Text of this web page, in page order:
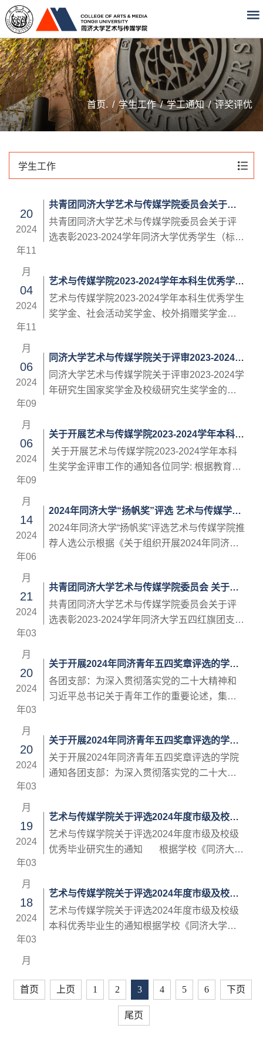
首页. / 学生工作/学工通知/ 评奖评优
学生工作
20
2024
年11
月
共青团同济大学艺术与传媒学院委员会关于评
选表彰2023-2024学年同济大学优秀学生（标
兵）优秀学生干部（标兵）的通知
共青团同济大学艺术与传媒学院委员会关于评
选表彰2023-2024学年同济大学优秀学生（标
模范作用，引导和激励我校大学生深入学习贯
彻习近平新时代中国特色社会主义思想，树立
正确的世界观、价值观、人生观，展现青年大
新时代好青年。根据校团委《关于评选表彰...
04
2024
年11
月
艺术与传媒学院2023-2024学年本科生优秀学生
奖学金、社会活动奖学金、校外捐赠奖学金、
民族班学生专项奖助学金评审的补充通知
艺术与传媒学院2023-2024学年本科生优秀学生
奖学金、社会活动奖学金、校外捐赠奖学金、
审工作的安排，已于9月启动第一批本科生奖学
金的评审（包括国家奖学金、上海市奖学金、
国家励志奖学金、郭谢碧蓉优秀奖学金），根
会活动奖学金、校外捐赠奖学金、民...
06
2024
年09
月
同济大学艺术与传媒学院关于评审2023-2024学
年研究生国家奖学金及校级研究生奖学金的通
知
同济大学艺术与传媒学院关于评审2023-2024学
年研究生国家奖学金及校级研究生奖学金的通
评定实施细则的有关规定，现就2023-2024学年
研究生国家奖学金及校级研究生奖学金评审工
作通知如下：一、奖励对象1.研究生国家奖学金
纳入全国研究生招生计划的全日制（...
06
2024
年09
月
关于开展艺术与传媒学院2023-2024学年本科生
奖学金评审工作的通知
关于开展艺术与传媒学院2023-2024学年本科
生奖学金评审工作的通知各位同学: 根据教育
学金的评审工作，具体安排如下:一、 评奖要求
同济大学本科生奖学金评审工作依据《同济大
学本科生奖励管理办法》（2019 年 7 月 16 日
大学艺术与传媒学院学生奖学金评定...
14
2024
年06
月
2024年同济大学“扬帆奖”评选 艺术与传媒学院
推荐人选公示
2024年同济大学“扬帆奖”评选艺术与传媒学院推
荐人选公示根据《关于组织开展2024年同济大
（按姓氏笔画为序）为2024年同济大学“扬帆奖”
艺术与传媒学院推荐人选，现公示如下。学号
姓名备注2131692林好候补参评人2051307卓佳
存有异议或建议的，可自公示...
21
2024
年03
月
共青团同济大学艺术与传媒学院委员会 关于评
选表彰2023-2024学年同济大学 五四红旗团支
部（标兵）的通知
共青团同济大学艺术与传媒学院委员会关于评
选表彰2023-2024学年同济大学五四红旗团支部
坚持大抓基层的鲜明导向，全面推进新时代全
面从严治团，强化典型示范引领作用，推动新
时代基层团建高质量创新发展，根据校团委
际情况，有关事宜通知如下：一、评...
20
2024
年03
月
关于开展2024年同济青年五四奖章评选的学院
通知
各团支部：为深入贯彻落实党的二十大精神和
习近平总书记关于青年工作的重要论述，集中
貌，树立典型、表彰先进，引领和激励我校青
年以实现中华民族伟大复兴为己任，心怀“国之
大者”，争做“五个模范”，增强青年的志气、骨
员会决定开展“2024年同济青年五四...
20
2024
年03
月
关于开展2024年同济青年五四奖章评选的学院
通知
关于开展2024年同济青年五四奖章评选的学院
通知各团支部：为深入贯彻落实党的二十大精
想指引下我校青年昂扬向上、奋发有为的精神
风貌，树立典型、表彰先进，引领和激励我校
青年以实现中华民族伟大复兴为己任，心怀“国
主义现代化强国贡献力量，共青...
19
2024
年03
月
艺术与传媒学院关于评选2024年度市级及校级
优秀毕业研究生的通知
艺术与传媒学院关于评选2024年度市级及校级
优秀毕业研究生的通知 根据学校《同济大学
业生评定细则（2022年修订）》（附件2）等文
件中，对德智体美劳全面发展、表现突出的学
生给予表彰和奖励的要求，充分发挥优秀大学
18
2024
年03
月
艺术与传媒学院关于评选2024年度市级及校级
本科优秀毕业生的通知
艺术与传媒学院关于评选2024年度市级及校级
本科优秀毕业生的通知根据学校《同济大学本
2）等文件中，对德智体美劳全面发展、表现突
出的学生给予表彰和奖励的要求，充分发挥优
秀大学生的示范激励引领作用，引导大学生树
首页 上页 1 2 3 4 5 6 下页
尾页